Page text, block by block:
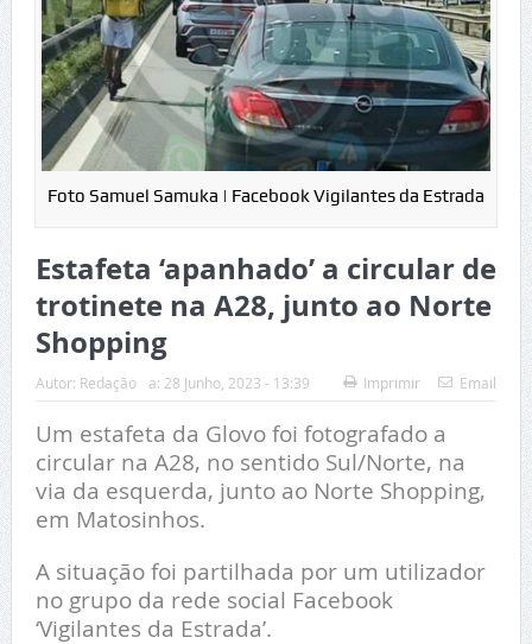
Foto Samuel Samuka | Facebook Vigilantes da Estrada
Estafeta ‘apanhado’ a circular de
trotinete na A28, junto ao Norte
Shopping
Autor: Redação a: 28 Junho, 2023 - 13:39 Imprimir Email
Um estafeta da Glovo foi fotografado a
circular na A28, no sentido Sul/Norte, na
via da esquerda, junto ao Norte Shopping,
em Matosinhos.
A situação foi partilhada por um utilizador
no grupo da rede social Facebook
‘Vigilantes da Estrada’.